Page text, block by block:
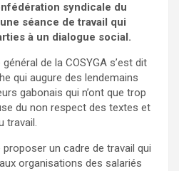
syndicale du
séance de travail qui
à un dialogue social.
de la COSYGA s’est dit
qui augure des lendemains
gabonais qui n’ont que trop
du non respect des textes et
travail.
un cadre de travail qui
organisations des salariés